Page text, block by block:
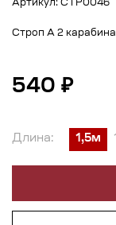
Артикул: СТР0046
Строп А 2 карабина
540 ₽
Длина: 1,5м